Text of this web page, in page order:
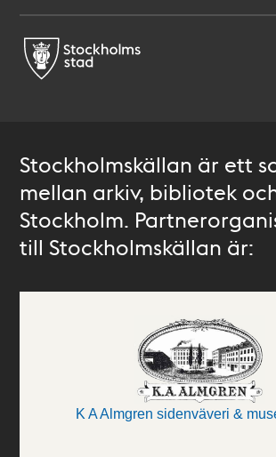
Stockholmskällan är ett
mellan arkiv, bibliotek
Stockholm.
till Stockholmskällan är:
K A Almgren sidenväveri &